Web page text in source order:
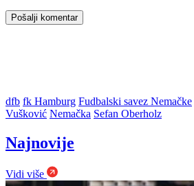
dfb fk Hamburg Fudbalski savez Nemačke
Vušković Nemačka Sefan Oberholz
Najnovije
Vidi više